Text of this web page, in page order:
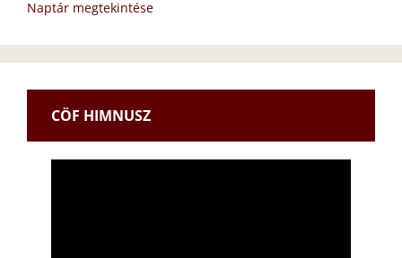
Naptár megtekintése
CÖF HIMNUSZ